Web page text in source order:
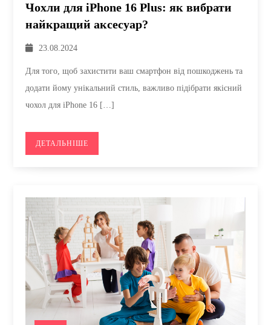
Чохли для iPhone 16 Plus: як вибрати
найкращий аксесуар?
23.08.2024
Для того, щоб захистити ваш смартфон від пошкоджень та
додати йому унікальний стиль, важливо підібрати якісний
чохол для iPhone 16 […]
ДЕТАЛЬНІШЕ